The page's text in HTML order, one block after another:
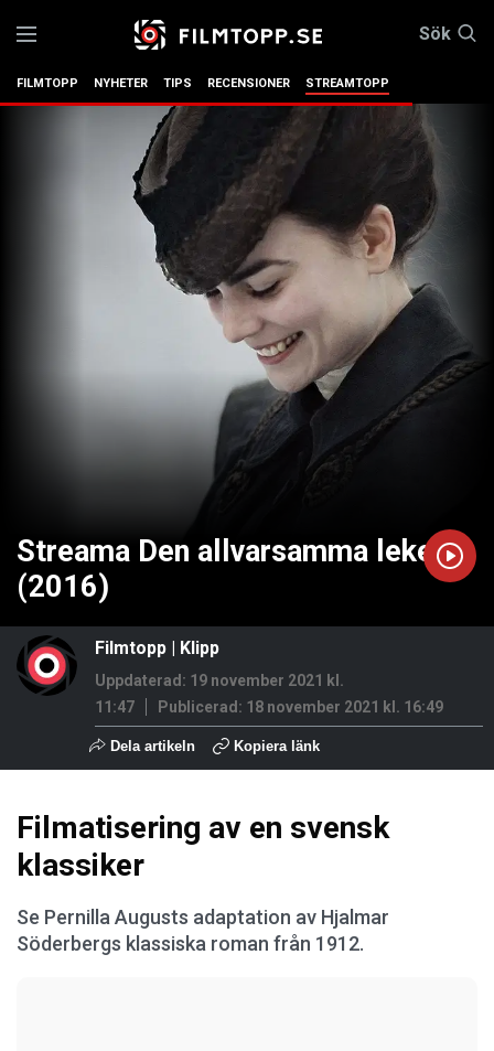
Sök
FILMTOPP NYHETER TIPS RECENSIONER STREAMTOPP
Streama Den allvarsamma leken
(2016)
Filmtopp | Klipp
Uppdaterad: 19 november 2021 kl.
11:47
Publicerad: 18 november 2021 kl. 16:49
Dela artikeln Kopiera länk
Filmatisering av en svensk
klassiker
Se Pernilla Augusts adaptation av Hjalmar
Söderbergs klassiska roman från 1912.